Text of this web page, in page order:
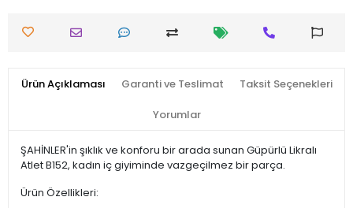
Ürün Açıklaması Garanti ve Teslimat Taksit Seçenekleri
Yorumlar
ŞAHİNLER'in şıklık ve konforu bir arada sunan Güpürlü Likralı
Atlet B152, kadın iç giyiminde vazgeçilmez bir parça.
Ürün Özellikleri: